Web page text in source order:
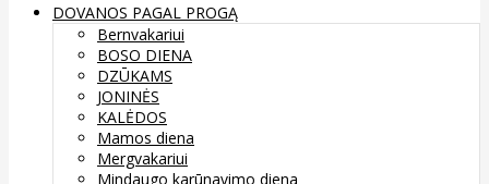
DOVANOS PAGAL PROGĄ
Bernvakariui
BOSO DIENA
DZŪKAMS
JONINĖS
KALĖDOS
Mamos diena
Mergvakariui
Mindaugo karūnavimo diena